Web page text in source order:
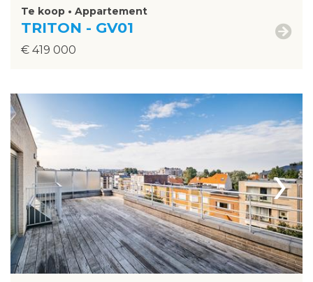
Te koop • Appartement
TRITON - GV01
€ 419 000
›